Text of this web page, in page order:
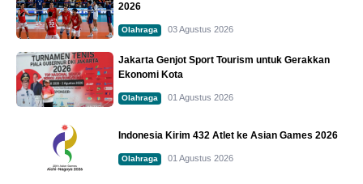
2026
Olahraga 03 Agustus 2026
Jakarta Genjot Sport Tourism untuk Gerakkan
Ekonomi Kota
Olahraga 01 Agustus 2026
Indonesia Kirim 432 Atlet ke Asian Games 2026
Olahraga 01 Agustus 2026